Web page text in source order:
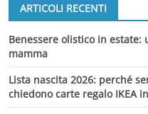
ARTICOLI RECENTI
Benessere olistico in
mamma
Lista nascita 2026: perché
chiedono carte regalo IKEA